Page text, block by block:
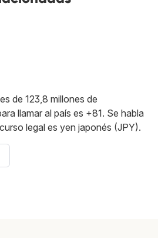
de 123,8 millones de
llamar al país es +81. Se habla
legal es yen japonés (JPY).